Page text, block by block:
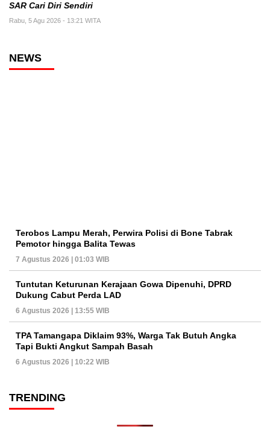
SAR Cari Diri Sendiri
Rabu, 5 Agu 2026 - 13:21 WITA
NEWS
Terobos Lampu Merah, Perwira Polisi di Bone Tabrak
Pemotor hingga Balita Tewas
7 Agustus 2026 | 01:03 WIB
Tuntutan Keturunan Kerajaan Gowa Dipenuhi, DPRD
Dukung Cabut Perda LAD
6 Agustus 2026 | 13:55 WIB
TPA Tamangapa Diklaim 93%, Warga Tak Butuh Angka
Tapi Bukti Angkut Sampah Basah
6 Agustus 2026 | 10:22 WIB
TRENDING